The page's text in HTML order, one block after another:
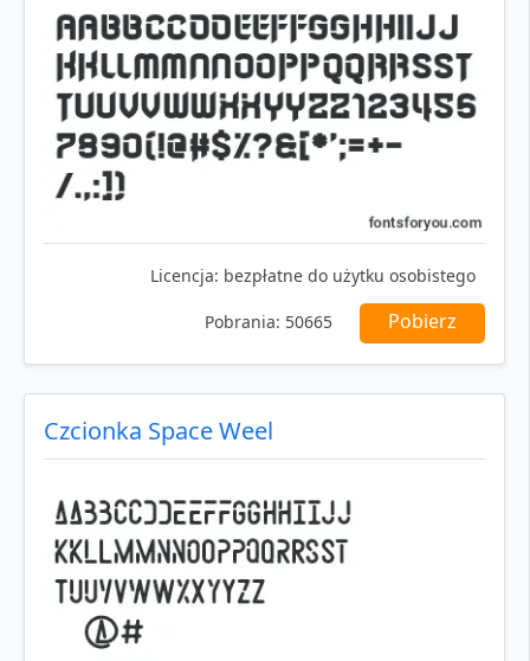
Licencja: bezpłatne do użytku osobistego
Pobrania: 50665 Pobierz
Czcionka Space Weel